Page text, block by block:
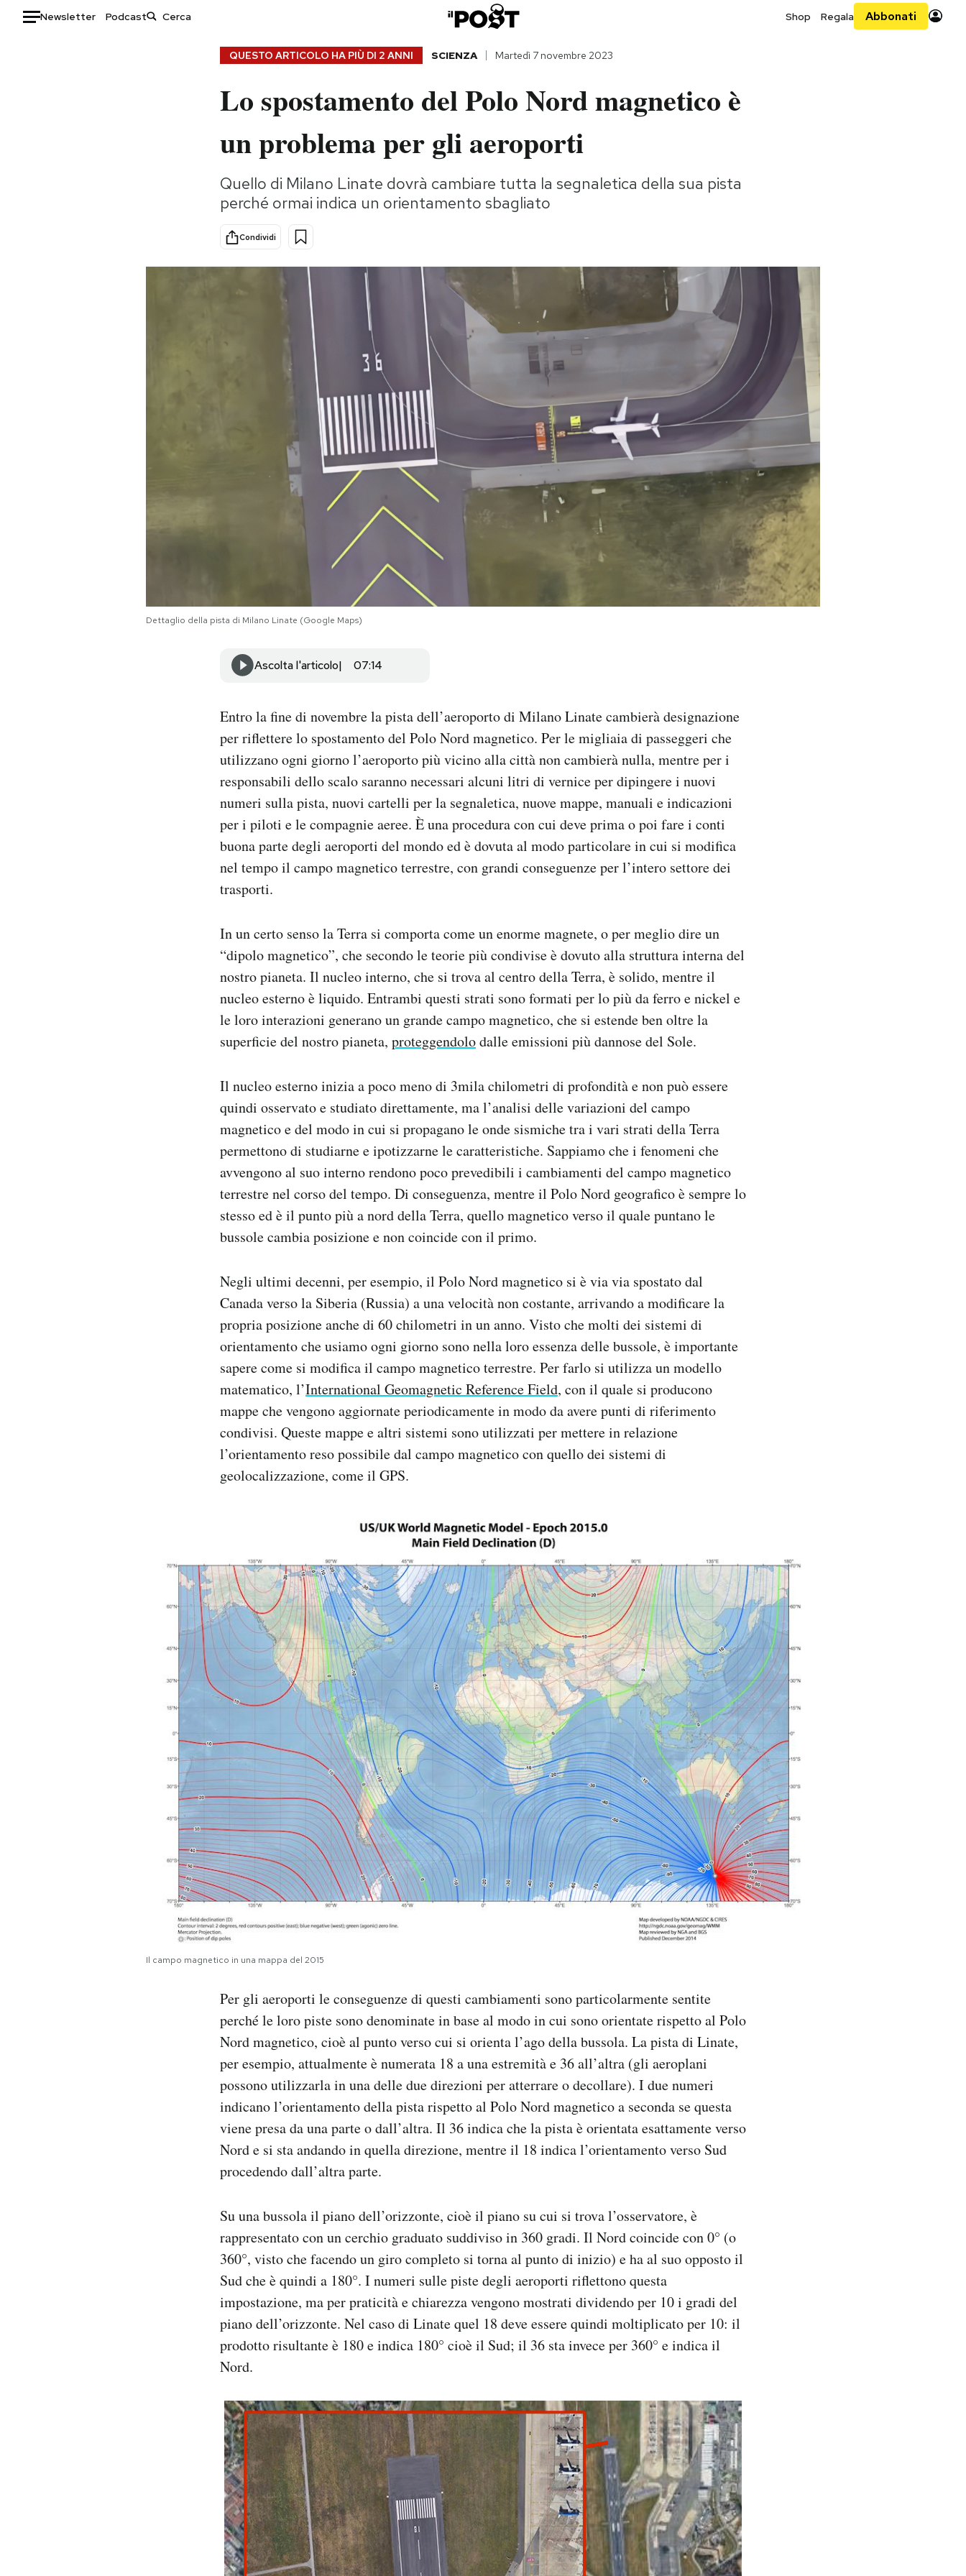
Newsletter Podcast Shop Regala Abbonati
Storie/Idee
Ok Boomer!
Altrecose
QUESTO ARTICOLO HA PIÙ DI 2 ANNI SCIENZA Martedì 7 novembre 2023
Lo spostamento del Polo Nord magnetico è
un problema per gli aeroporti
Quello di Milano Linate dovrà cambiare tutta la segnaletica della sua pista
perché ormai indica un orientamento sbagliato
Condividi
Dettaglio della pista di Milano Linate (Google Maps)
Ascolta l'articolo 07:14
Entro la fine di novembre la pista dell’aeroporto di Milano Linate cambierà designazione
per riflettere lo spostamento del Polo Nord magnetico. Per le migliaia di passeggeri che
utilizzano ogni giorno l’aeroporto più vicino alla città non cambierà nulla, mentre per i
responsabili dello scalo saranno necessari alcuni litri di vernice per dipingere i nuovi
numeri sulla pista, nuovi cartelli per la segnaletica, nuove mappe, manuali e indicazioni
per i piloti e le compagnie aeree. È una procedura con cui deve prima o poi fare i conti
buona parte degli aeroporti del mondo ed è dovuta al modo particolare in cui si modifica
nel tempo il campo magnetico terrestre, con grandi conseguenze per l’intero settore dei
trasporti.
In un certo senso la Terra si comporta come un enorme magnete, o per meglio dire un
“dipolo magnetico”, che secondo le teorie più condivise è dovuto alla struttura interna del
nostro pianeta. Il nucleo interno, che si trova al centro della Terra, è solido, mentre il
nucleo esterno è liquido. Entrambi questi strati sono formati per lo più da ferro e nickel e
le loro interazioni generano un grande campo magnetico, che si estende ben oltre la
superficie del nostro pianeta, proteggendolodalle emissioni più dannose del Sole.
Il nucleo esterno inizia a poco meno di 3mila chilometri di profondità e non può essere
quindi osservato e studiato direttamente, ma l’analisi delle variazioni del campo
magnetico e del modo in cui si propagano le onde sismiche tra i vari strati della Terra
permettono di studiarne e ipotizzarne le caratteristiche. Sappiamo che i fenomeni che
avvengono al suo interno rendono poco prevedibili i cambiamenti del campo magnetico
terrestre nel corso del tempo. Di conseguenza, mentre il Polo Nord geografico è sempre lo
stesso ed è il punto più a nord della Terra, quello magnetico verso il quale puntano le
bussole cambia posizione e non coincide con il primo.
Negli ultimi decenni, per esempio, il Polo Nord magnetico si è via via spostato dal
Canada verso la Siberia (Russia) a una velocità non costante, arrivando a modificare la
propria posizione anche di 60 chilometri in un anno. Visto che molti dei sistemi di
orientamento che usiamo ogni giorno sono nella loro essenza delle bussole, è importante
sapere come si modifica il campo magnetico terrestre. Per farlo si utilizza un modello
matematico, l’International Geomagnetic Reference Field, con il quale si producono
mappe che vengono aggiornate periodicamente in modo da avere punti di riferimento
condivisi. Queste mappe e altri sistemi sono utilizzati per mettere in relazione
l’orientamento reso possibile dal campo magnetico con quello dei sistemi di
geolocalizzazione, come il GPS.
Il campo magnetico in una mappa del 2015
Per gli aeroporti le conseguenze di questi cambiamenti sono particolarmente sentite
perché le loro piste sono denominate in base al modo in cui sono orientate rispetto al Polo
Nord magnetico, cioè al punto verso cui si orienta l’ago della bussola. La pista di Linate,
per esempio, attualmente è numerata 18 a una estremità e 36 all’altra (gli aeroplani
possono utilizzarla in una delle due direzioni per atterrare o decollare). I due numeri
indicano l’orientamento della pista rispetto al Polo Nord magnetico a seconda se questa
viene presa da una parte o dall’altra. Il 36 indica che la pista è orientata esattamente verso
Nord e si sta andando in quella direzione, mentre il 18 indica l’orientamento verso Sud
procedendo dall’altra parte.
Su una bussola il piano dell’orizzonte, cioè il piano su cui si trova l’osservatore, è
rappresentato con un cerchio graduato suddiviso in 360 gradi. Il Nord coincide con 0° (o
360°, visto che facendo un giro completo si torna al punto di inizio) e ha al suo opposto il
Sud che è quindi a 180°. I numeri sulle piste degli aeroporti riflettono questa
impostazione, ma per praticità e chiarezza vengono mostrati dividendo per 10 i gradi del
piano dell’orizzonte. Nel caso di Linate quel 18 deve essere quindi moltiplicato per 10: il
prodotto risultante è 180 e indica 180° cioè il Sud; il 36 sta invece per 360° e indica il
Nord.